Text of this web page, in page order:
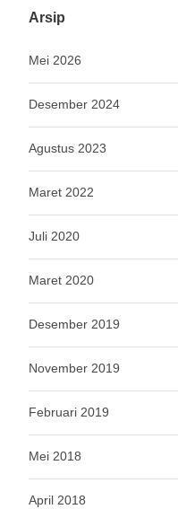
Arsip
Mei 2026
Desember 2024
Agustus 2023
Maret 2022
Juli 2020
Maret 2020
Desember 2019
November 2019
Februari 2019
Mei 2018
April 2018